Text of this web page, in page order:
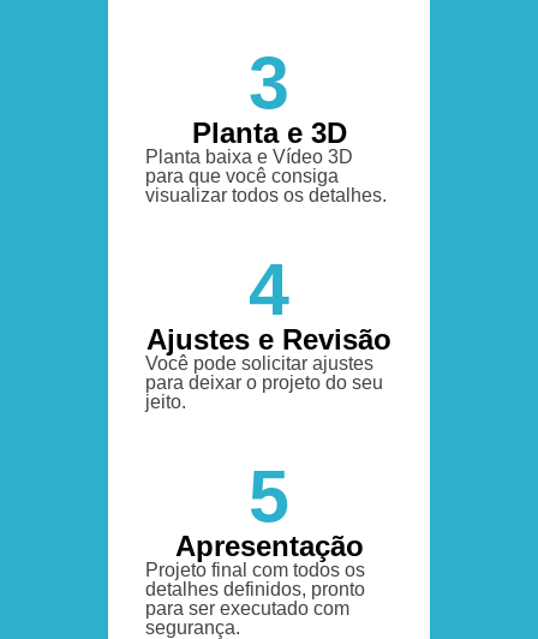
3
Planta e 3D
Planta baixa e Vídeo 3D
para que você consiga
visualizar todos os detalhes.
4
Ajustes e Revisão
Você pode solicitar ajustes
para deixar o projeto do seu
jeito.
5
Apresentação
Projeto final com todos os
detalhes definidos, pronto
para ser executado com
segurança.